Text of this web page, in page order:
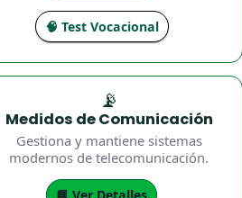
🧠 Test Vocacional
📡
Medidos de Comunicación
Gestiona y mantiene sistemas
modernos de telecomunicación.